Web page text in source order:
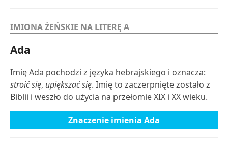
IMIONA ŻEŃSKIE NA LITERĘ A
Ada
Imię Ada pochodzi z języka hebrajskiego i oznacza:
stroić się, upiększać się. Imię to zaczerpnięte zostało z
Biblii i weszło do użycia na przełomie XIX i XX wieku.
Znaczenie imienia Ada